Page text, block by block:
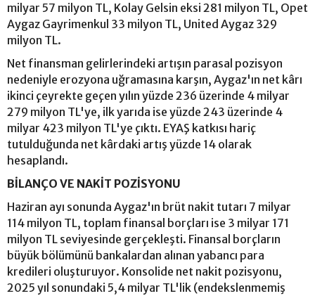
milyar 57 milyon TL, Kolay Gelsin eksi 281 milyon TL, Opet
Aygaz Gayrimenkul 33 milyon TL, United Aygaz 329
milyon TL.
Net finansman gelirlerindeki artışın parasal pozisyon
nedeniyle erozyona uğramasına karşın, Aygaz'ın net kârı
ikinci çeyrekte geçen yılın yüzde 236 üzerinde 4 milyar
279 milyon TL'ye, ilk yarıda ise yüzde 243 üzerinde 4
milyar 423 milyon TL'ye çıktı. EYAŞ katkısı hariç
tutulduğunda net kârdaki artış yüzde 14 olarak
hesaplandı.
BİLANÇO VE NAKİT POZİSYONU
Haziran ayı sonunda Aygaz'ın brüt nakit tutarı 7 milyar
114 milyon TL, toplam finansal borçları ise 3 milyar 171
milyon TL seviyesinde gerçekleşti. Finansal borçların
büyük bölümünü bankalardan alınan yabancı para
kredileri oluşturuyor. Konsolide net nakit pozisyonu,
2025 yıl sonundaki 5,4 milyar TL'lik (endekslenmemiş